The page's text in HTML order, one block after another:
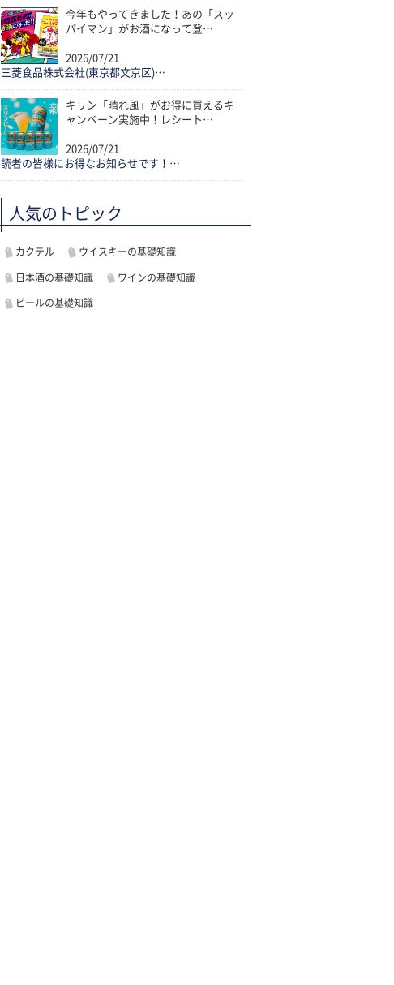
今年もやってきました！あの「スッ
パイマン」がお酒になって登…
2026/07/21
三菱食品株式会社(東京都文京区)…
キリン「晴れ風」がお得に買えるキ
ャンペーン実施中！レシート…
2026/07/21
読者の皆様にお得なお知らせです！…
人気のトピック
カクテル ウイスキーの基礎知識
日本酒の基礎知識 ワインの基礎知識
ビールの基礎知識